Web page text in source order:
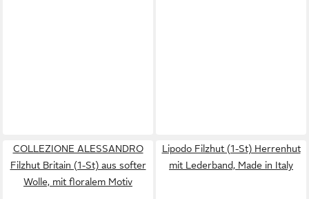
COLLEZIONE ALESSANDRO
Filzhut Britain (1-St) aus softer
Wolle, mit floralem Motiv
Lipodo Filzhut (1-St) Herrenhut
mit Lederband, Made in Italy